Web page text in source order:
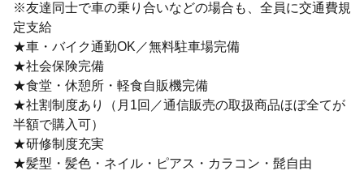
※友達同士で車の乗り合いなどの場合も、全員に交通費規
定支給
★車・バイク通勤OK／無料駐車場完備
★社会保険完備
★食堂・休憩所・軽食自販機完備
★社割制度あり（月1回／通信販売の取扱商品ほぼ全てが
半額で購入可）
★研修制度充実
★髪型・髪色・ネイル・ピアス・カラコン・髭自由